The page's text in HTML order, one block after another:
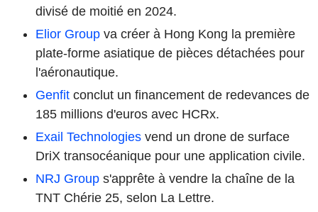
divisé de moitié en 2024.
Elior Group va créer à Hong Kong la première
plate-forme asiatique de pièces détachées pour
l'aéronautique.
Genfit conclut un financement de redevances de
185 millions d'euros avec HCRx.
Exail Technologies vend un drone de surface
DriX transocéanique pour une application civile.
NRJ Group s'apprête à vendre la chaîne de la
TNT Chérie 25, selon La Lettre.